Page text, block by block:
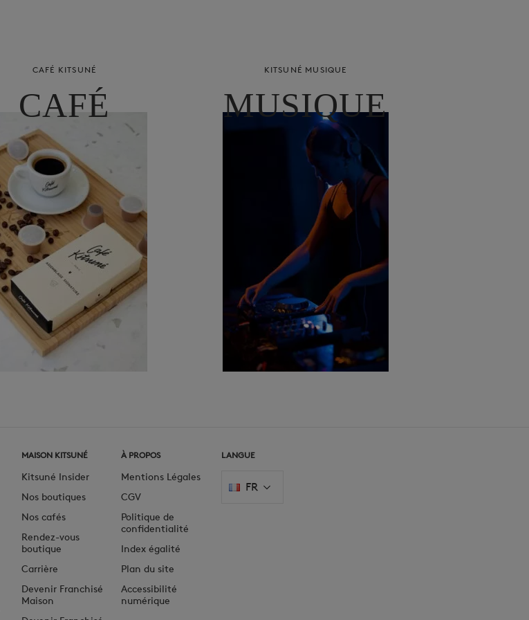
CAFÉ KITSUNÉ
CAFÉ
KITSUNÉ MUSIQUE
MUSIQUE
MAISON KITSUNÉ
Kitsuné Insider
Nos boutiques
Nos cafés
Rendez-vous
boutique
Carrière
Devenir Franchisé
Maison
À PROPOS
Mentions Légales
CGV
Politique de
confidentialité
Index égalité
Plan du site
Accessibilité
numérique
LANGUE
FR